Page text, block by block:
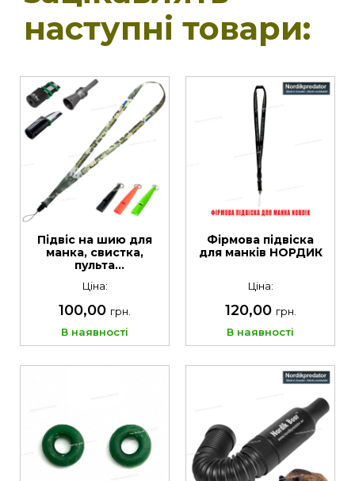
наступні товари:
Підвіс на шию для
манка, свистка,
пульта
керування, ключів.
Колір Камо піксель з
логотипом
Ціна:
100,00 грн.
В наявності
Фірмова підвіска
для манків НОРДИК
Ціна:
120,00 грн.
В наявності